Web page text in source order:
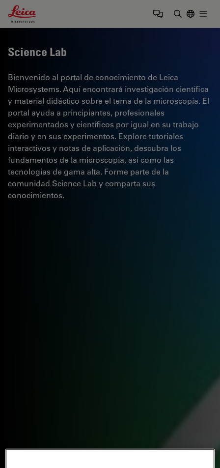
Leica Microsystems Logo
Science Lab
Bienvenido al portal de conocimiento de Leica
Microsystems. Aquí encontrará investigación científica
y material didáctico sobre el tema de la microscopía. El
portal ayuda a principiantes, profesionales
experimentados y científicos por igual en su trabajo
diario y en sus experimentos. Explore tutoriales
interactivos y notas de aplicación, descubra los
fundamentos de la microscopía, así como las
tecnologías de gama alta. Forme parte de la
comunidad Science Lab y comparta sus
conocimientos.